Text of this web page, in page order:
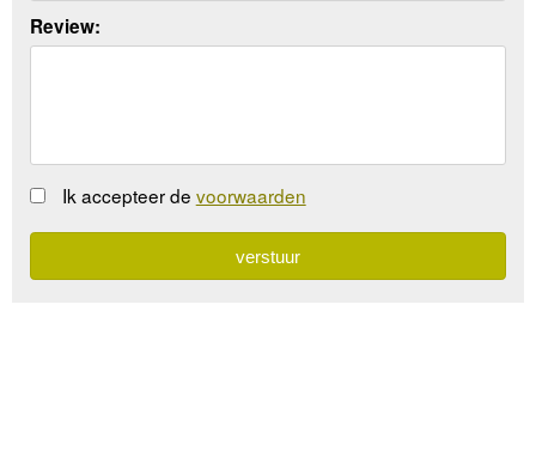
Review:
Ik accepteer de voorwaarden